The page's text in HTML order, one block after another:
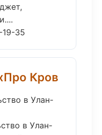
35
Кров
в Улан-
в Улан-